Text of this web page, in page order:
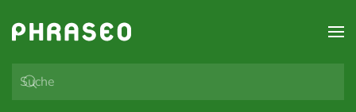
Zum Hauptinhalt springen